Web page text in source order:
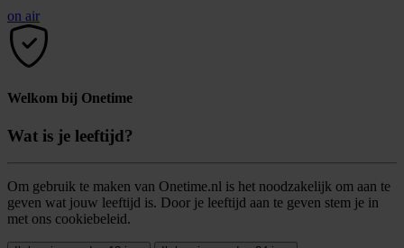
on air
Welkom bij Onetime
Wat is je leeftijd?
Om gebruik te maken van Onetime.nl is het noodzakelijk om aan te
geven wat jouw leeftijd is. Door je leeftijd aan te geven stem je in
met ons cookiebeleid.